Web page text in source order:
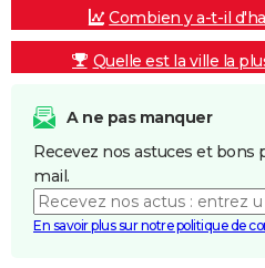
Combien y a-t-il
Quelle est la ville la
A ne pas manquer
Recevez nos astuces et
mail.
En savoir plus sur notre politique de